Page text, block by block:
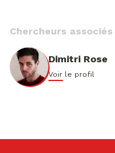
Chercheurs associés
Dimitri Rose
Voir le profil